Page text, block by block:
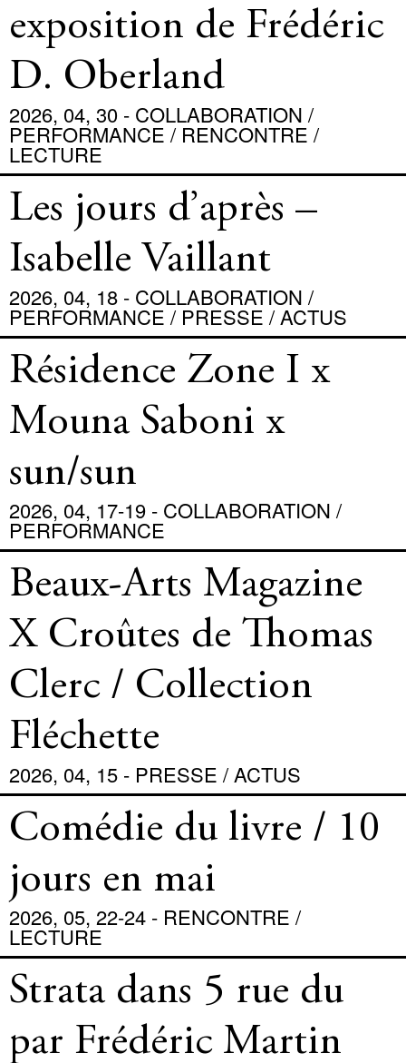
exposition de Frédéric
D. Oberland
2026, 04, 30 - COLLABORATION /
PERFORMANCE / RENCONTRE /
LECTURE
Les jours d’après –
Isabelle Vaillant
2026, 04, 18 - COLLABORATION /
PERFORMANCE / PRESSE / ACTUS
Résidence Zone I x
Mouna Saboni x
sun/sun
2026, 04, 17-19 - COLLABORATION /
PERFORMANCE
Beaux-Arts Magazine
X Croûtes de Thomas
Clerc / Collection
Fléchette
2026, 04, 15 - PRESSE / ACTUS
Comédie du livre / 10
jours en mai
2026, 05, 22-24 - RENCONTRE /
LECTURE
Strata dans 5 rue du
par Frédéric Martin